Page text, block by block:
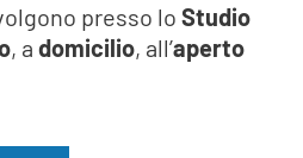
presso lo Studio
, a domicilio, all’aperto